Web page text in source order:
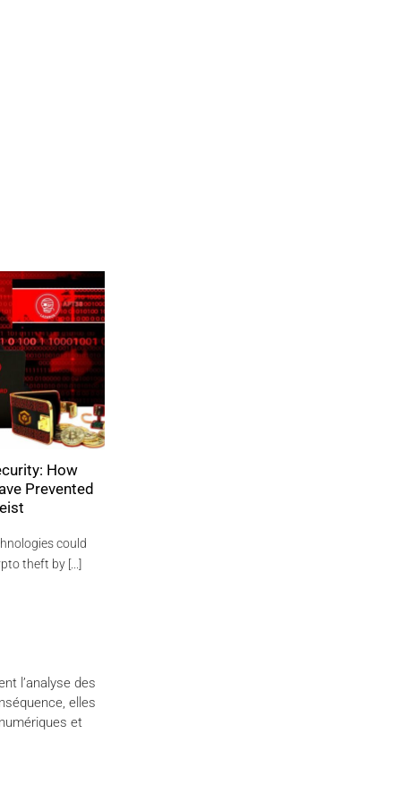
Manager
Awards
2026
Finalist by
l’analyse des
elles
et